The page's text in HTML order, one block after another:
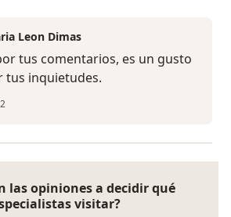
Leon Dimas
tus comentarios, es un gusto
tus inquietudes.
las opiniones a decidir qué
visitar?